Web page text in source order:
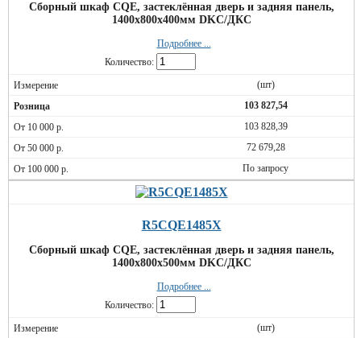
Сборный шкаф CQE, застеклённая дверь и задняя панель,
1400x800x400мм DKC/ДКС
Подробнее ...
Количество:
(шт)
103 827,54
103 828,39
72 679,28
По запросу
R5CQE1485X
Сборный шкаф CQE, застеклённая дверь и задняя панель,
1400x800x500мм DKC/ДКС
Подробнее ...
Количество:
(шт)